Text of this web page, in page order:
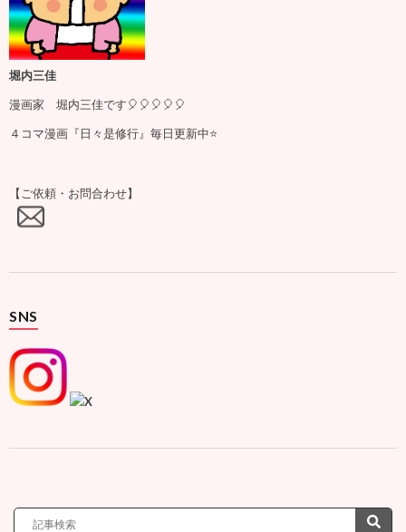
堀内三佳
漫画家 堀内三佳です🎈🎈🎈🎈🎈
４コマ漫画『日々是修行』毎日更新中⭐️
【ご依頼・お問合わせ】
SNS